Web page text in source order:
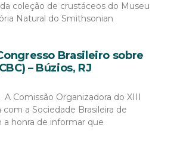
coleção de crustáceos do Museu
Natural do Smithsonian
Brasileiro sobre
– Búzios, RJ
A Comissão Organizadora do XIII
com a Sociedade Brasileira de
a honra de informar que